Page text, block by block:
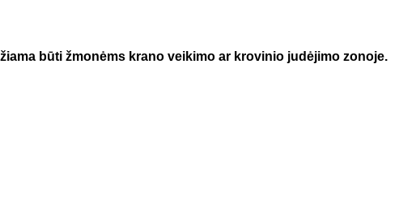
būti žmonėms krano veikimo ar krovinio judėjimo zonoje.